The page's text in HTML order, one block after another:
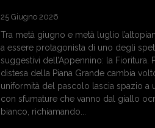
25 Giugno 2026
Tra metà giugno e metà luglio
a essere protagonista di uno degli
suggestivi dell’Appennino: la Fioritura.
distesa della Piana Grande cambia
uniformità del pascolo lascia spazio a
con sfumature che vanno dal giallo
bianco, richiamando...